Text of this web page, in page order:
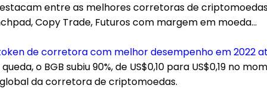
entre as melhores corretoras de
Copy Trade, Futuros com margem em moeda…
de corretora com melhor desempenho em 2022
o BGB subiu 90%, de US$0,10 para US$0,19 no
da corretora de criptomoedas.